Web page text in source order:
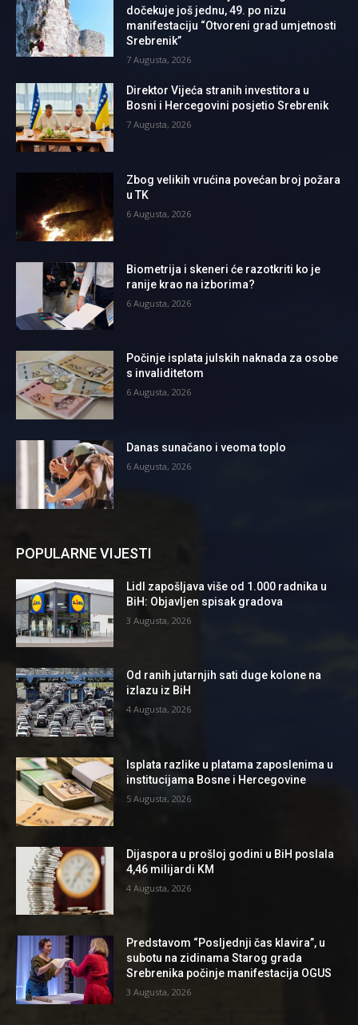
dočekuje još jednu, 49. po nizu
manifestaciju “Otvoreni grad umjetnosti
Srebrenik”
7 Augusta, 2026
Direktor Vijeća stranih investitora u
Bosni i Hercegovini posjetio Srebrenik
7 Augusta, 2026
Zbog velikih vrućina povećan broj požara
u TK
6 Augusta, 2026
Biometrija i skeneri će razotkriti ko je
ranije krao na izborima?
6 Augusta, 2026
Počinje isplata julskih naknada za osobe
s invaliditetom
6 Augusta, 2026
Danas sunačano i veoma toplo
6 Augusta, 2026
POPULARNE VIJESTI
Lidl zapošljava više od 1.000 radnika u
BiH: Objavljen spisak gradova
3 Augusta, 2026
Od ranih jutarnjih sati duge kolone na
izlazu iz BiH
4 Augusta, 2026
Isplata razlike u platama zaposlenima u
institucijama Bosne i Hercegovine
5 Augusta, 2026
Dijaspora u prošloj godini u BiH poslala
4,46 milijardi KM
4 Augusta, 2026
Predstavom “Posljednji čas klavira”, u
subotu na zidinama Starog grada
Srebrenika počinje manifestacija OGUS
3 Augusta, 2026